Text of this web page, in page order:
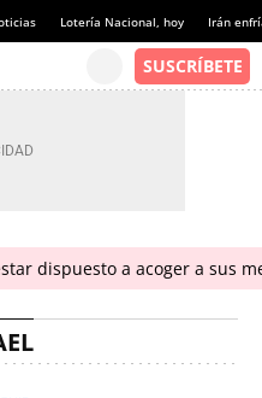
Lotería Nacional, hoy Irán
dispuesto a acoger a sus